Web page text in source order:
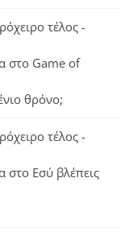
τέλος -
στο Game of
θρόνο;
τέλος -
στο Εσύ βλέπεις